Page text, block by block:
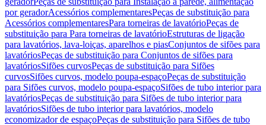
por geradorAcessórios complementaresPeças de substituição para
Acessórios complementaresPara torneiras de lavatórioPeças de
substituição para Para torneiras de lavatórioEstruturas de ligação
para lavatórios, lava-loiças, aparelhos e piasConjuntos de sifões para
lavatóriosPeças de substituição para Conjuntos de sifões para
lavatóriosSifões curvosPeças de substituição para Sifões
curvosSifões curvos, modelo poupa-espaçoPeças de substituição
para Sifões curvos, modelo poupa-espaçoSifões de tubo interior para
lavatóriosPeças de substituição para Sifões de tubo interior para
lavatóriosSifões de tubo interior para lavatórios, modelo
economizador de espaçoPeças de substituição para Sifões de tubo